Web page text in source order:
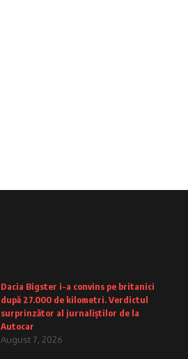
Dacia Bigster i-a convins pe britanici
după 27.000 de kilometri. Verdictul
surprinzător al jurnaliștilor de la
Autocar
August 7, 2026